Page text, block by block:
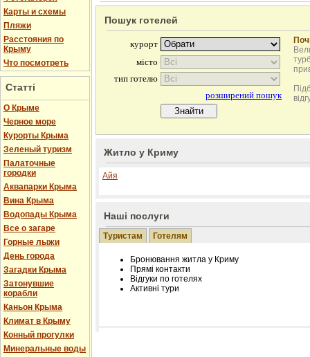
Карты и схемы
Пляжи
Расстояния по
Крыму
Что посмотреть
Статті
О Крыме
Черное море
Курорты Крыма
Зеленый туризм
Палаточные
городки
Аквапарки Крыма
Вина Крыма
Водопады Крыма
Все о загаре
Горные лыжи
День города
Загадки Крыма
Затонувшие
корабли
Каньон Крыма
Климат в Крыму
Конный прогулки
Минеральные воды
Пошук готелей
Житло у Криму
Айя
Наші послуги
Туристам Готелям
Бронювання житла у Криму
Прямі контакти
Відгуки по готелях
Активні тури